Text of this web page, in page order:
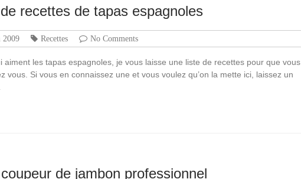
recettes de tapas espagnoles
2009 Recettes No Comments
les tapas espagnoles, je vous laisse une liste de recettes pour que vous
vous. Si vous en connaissez une et vous voulez qu’on la mette ici, laissez un
de jambon professionnel